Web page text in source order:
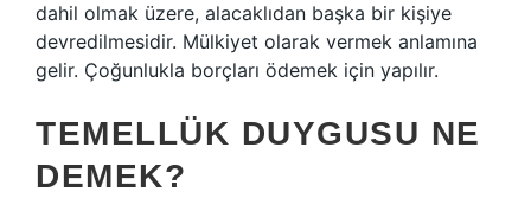
dahil olmak üzere, alacaklıdan başka bir kişiye
devredilmesidir. Mülkiyet olarak vermek anlamına
gelir. Çoğunlukla borçları ödemek için yapılır.
TEMELLÜK DUYGUSU NE
DEMEK?